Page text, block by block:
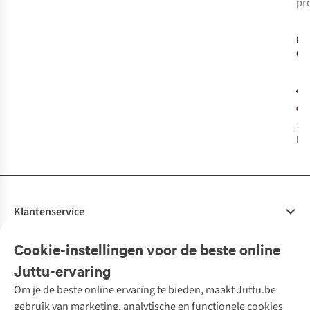
1
Cookie-instellingen voor de beste online
Juttu-ervaring
Om je de beste online ervaring te bieden, maakt Juttu.be
gebruik van marketing, analytische en functionele cookies
Klantenservice
Bestellen
Betalen
10% studentenkorting
Onze diensten
Tweedehands - ReJUsed
Kledingatelier
Juttu